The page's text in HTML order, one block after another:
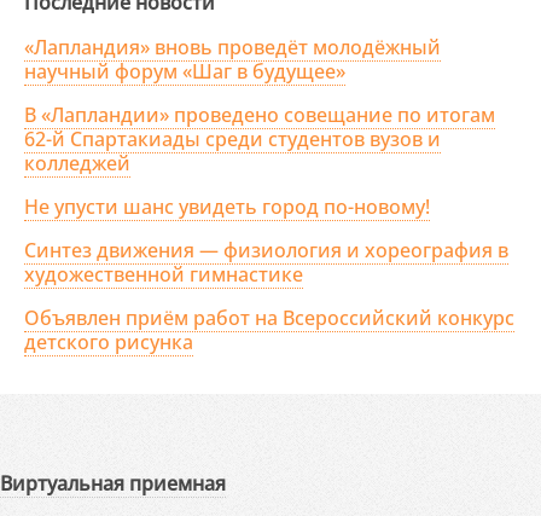
«Лапландия» вновь проведёт молодёжный
научный форум «Шаг в будущее»
В «Лапландии» проведено совещание по итогам
62-й Спартакиады среди студентов вузов и
колледжей
Не упусти шанс увидеть город по-новому!
Синтез движения — физиология и хореография в
художественной гимнастике
Объявлен приём работ на Всероссийский конкурс
детского рисунка
Виртуальная приемная